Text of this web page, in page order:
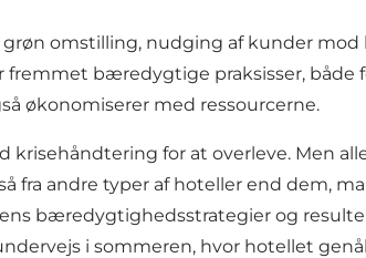
omstilling, nudging af kunder
bæredygtige praksisser,
økonomiserer med ressourcerne.
for at overleve. Men
fra andre typer af hoteller end dem,
bæredygtighedsstrategier og
i sommeren, hvor hotellet